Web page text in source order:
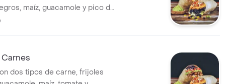
maíz, guacamole y pico de
dos tipos de carne, frijoles